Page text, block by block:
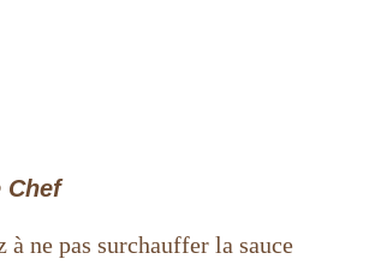
Chef
à ne pas surchauffer la sauce